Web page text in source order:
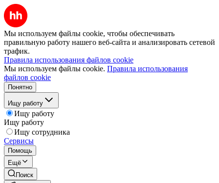
Мы используем файлы cookie, чтобы обеспечивать
правильную работу нашего веб-сайта и анализировать сетевой
трафик.
Правила использования файлов cookie
Мы используем файлы cookie. Правила использования
файлов cookie
Понятно
Ищу работу
Ищу работу
Ищу работу
Ищу сотрудника
Сервисы
Помощь
Ещё
Поиск